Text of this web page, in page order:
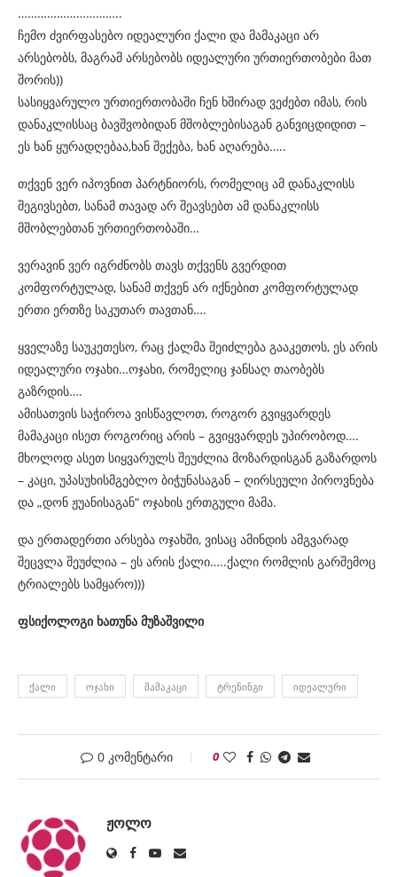
…………………………..
ჩემო ძვირფასებო იდეალური ქალი და მამაკაცი არ
არსებობს, მაგრამ არსებობს იდეალური ურთიერთობები მათ
შორის))
სასიყვარულო ურთიერთობაში ჩენ ხშირად ვეძებთ იმას, რის
დანაკლისსაც ბავშვობიდან მშობლებისაგან განვიცდიდით –
ეს ხან ყურადღებაა,ხან შექება, ხან აღარება…..
თქვენ ვერ იპოვნით პარტნიორს, რომელიც ამ დანაკლისს
შეგივსებთ, სანამ თავად არ შეავსებთ ამ დანაკლისს
მშობლებთან ურთიერთობაში…
ვერავინ ვერ იგრძნობს თავს თქვენს გვერდით
კომფორტულად, სანამ თქვენ არ იქნებით კომფორტულად
ერთი ერთზე საკუთარ თავთან….
ყველაზე საუკეთესო, რაც ქალმა შეიძლება გააკეთოს, ეს არის
იდეალური ოჯახი…ოჯახი, რომელიც ჯანსაღ თაობებს
გაზრდის….
ამისათვის საჭიროა ვისწავლოთ, როგორ გვიყვარდეს
მამაკაცი ისეთ როგორიც არის – გვიყვარდეს უპირობოდ….
მხოლოდ ასეთ სიყვარულს შეუძლია მოზარდისგან გაზარდოს
– კაცი, უპასუხისმგებლო ბიჭუნასაგან – ღირსეული პიროვნება
და „დონ ჟუანისაგან“ ოჯახის ერთგული მამა.
და ერთადერთი არსება ოჯახში, ვისაც ამინდის ამგვარად
შეცვლა შეუძლია – ეს არის ქალი…..ქალი რომლის გარშემოც
ტრიალებს სამყარო)))
ფსიქოლოგი ხათუნა მუზაშვილი
ᲥᲐᲚᲘ ᲝᲯᲐᲮᲘ ᲛᲐᲛᲐᲙᲐᲪᲘ ᲢᲠᲔᲜᲘᲜᲒᲘ ᲘᲓᲔᲐᲚᲣᲠᲘ
0 კომენტარი 0
ᲟᲝᲚᲝ